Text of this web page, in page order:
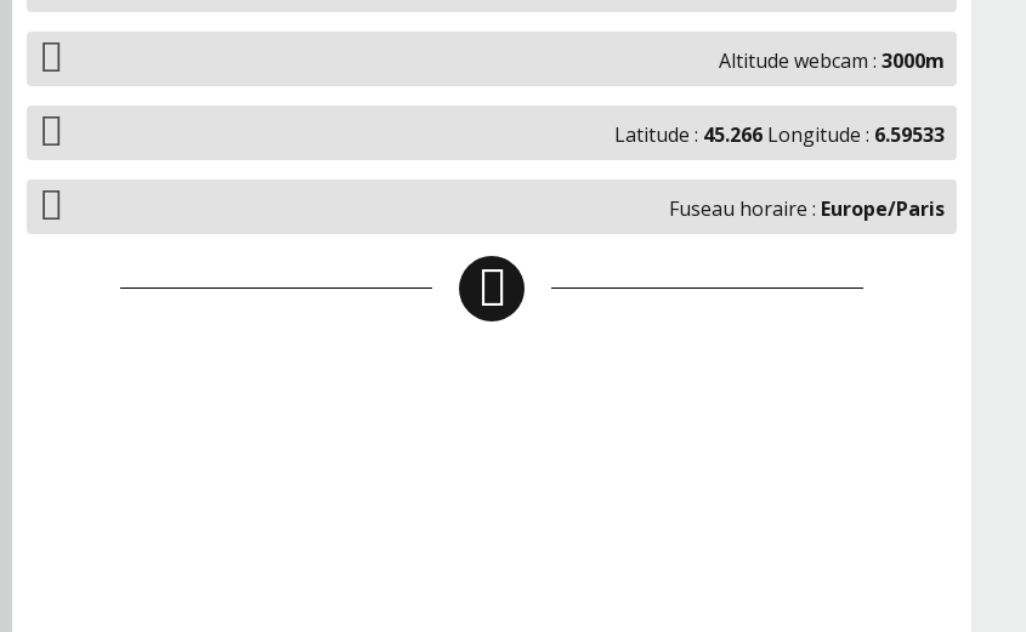
Altitude webcam : 3000m
Latitude : 45.266 Longitude : 6.59533
Fuseau horaire : Europe/Paris